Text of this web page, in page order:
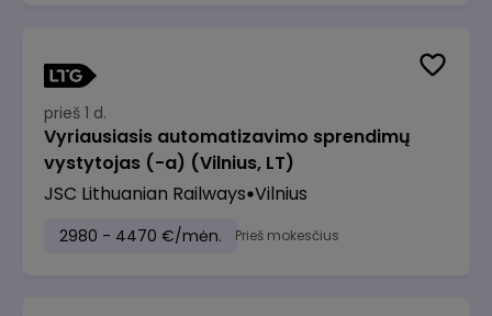
prieš 1 d.
Vyriausiasis automatizavimo sprendimų
vystytojas (-a) (Vilnius, LT)
JSC Lithuanian Railways Vilnius
2980 - 4470 €/mėn. Prieš mokesčius